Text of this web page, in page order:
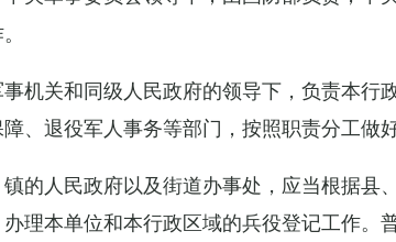
机关和同级人民政府的领导下，负责本行
、退役军人事务等部门，按照职责分工做好
的人民政府以及街道办事处，应当根据县
理本单位和本行政区域的兵役登记工作。